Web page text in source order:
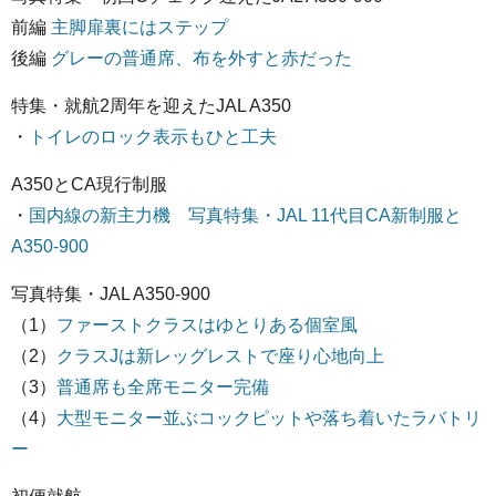
前編 主脚扉裏にはステップ
後編 グレーの普通席、布を外すと赤だった
特集・就航2周年を迎えたJAL A350
・
トイレのロック表示もひと工夫
A350とCA現行制服
・ 国内線の新主力機 写真特集・JAL 11代目CA新制服と
A350-900
写真特集・JAL A350-900
（1） ファーストクラスはゆとりある個室風
（2）
クラスJは新レッグレストで座り心地向上
（3） 普通席も全席モニター完備
（4） 大型モニター並ぶコックピットや落ち着いたラバトリ
ー